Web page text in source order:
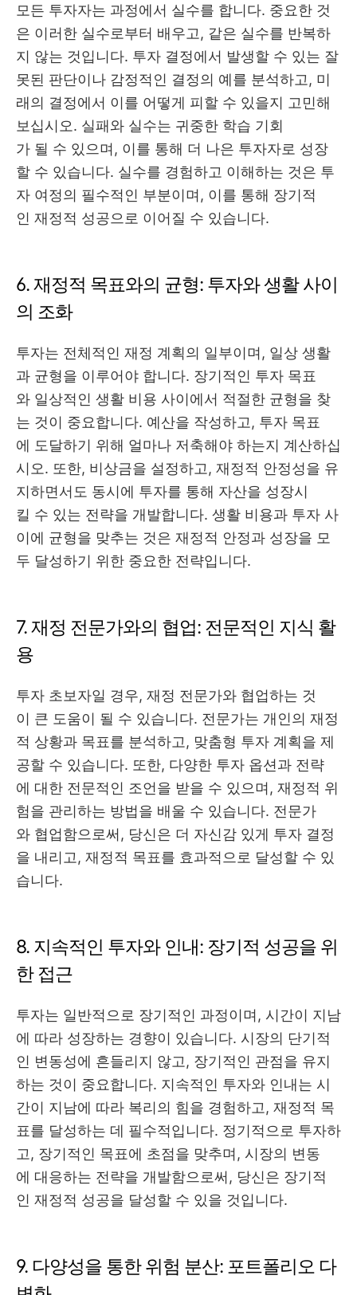
모든 투자자는 과정에서 실수를 합니다. 중요한 것
은 이러한 실수로부터 배우고, 같은 실수를 반복하
지 않는 것입니다. 투자 결정에서 발생할 수 있는 잘
못된 판단이나 감정적인 결정의 예를 분석하고, 미
래의 결정에서 이를 어떻게 피할 수 있을지 고민해
보십시오. 실패와 실수는 귀중한 학습 기회
가 될 수 있으며, 이를 통해 더 나은 투자자로 성장
할 수 있습니다. 실수를 경험하고 이해하는 것은 투
자 여정의 필수적인 부분이며, 이를 통해 장기적
인 재정적 성공으로 이어질 수 있습니다.
6. 재정적 목표와의 균형: 투자와 생활 사이
의 조화
투자는 전체적인 재정 계획의 일부이며, 일상 생활
과 균형을 이루어야 합니다. 장기적인 투자 목표
와 일상적인 생활 비용 사이에서 적절한 균형을 찾
는 것이 중요합니다. 예산을 작성하고, 투자 목표
에 도달하기 위해 얼마나 저축해야 하는지 계산하십
시오. 또한, 비상금을 설정하고, 재정적 안정성을 유
지하면서도 동시에 투자를 통해 자산을 성장시
킬 수 있는 전략을 개발합니다. 생활 비용과 투자 사
이에 균형을 맞추는 것은 재정적 안정과 성장을 모
두 달성하기 위한 중요한 전략입니다.
7. 재정 전문가와의 협업: 전문적인 지식 활
용
투자 초보자일 경우, 재정 전문가와 협업하는 것
이 큰 도움이 될 수 있습니다. 전문가는 개인의 재정
적 상황과 목표를 분석하고, 맞춤형 투자 계획을 제
공할 수 있습니다. 또한, 다양한 투자 옵션과 전략
에 대한 전문적인 조언을 받을 수 있으며, 재정적 위
험을 관리하는 방법을 배울 수 있습니다. 전문가
와 협업함으로써, 당신은 더 자신감 있게 투자 결정
을 내리고, 재정적 목표를 효과적으로 달성할 수 있
습니다.
8. 지속적인 투자와 인내: 장기적 성공을 위
한 접근
투자는 일반적으로 장기적인 과정이며, 시간이 지남
에 따라 성장하는 경향이 있습니다. 시장의 단기적
인 변동성에 흔들리지 않고, 장기적인 관점을 유지
하는 것이 중요합니다. 지속적인 투자와 인내는 시
간이 지남에 따라 복리의 힘을 경험하고, 재정적 목
표를 달성하는 데 필수적입니다. 정기적으로 투자하
고, 장기적인 목표에 초점을 맞추며, 시장의 변동
에 대응하는 전략을 개발함으로써, 당신은 장기적
인 재정적 성공을 달성할 수 있을 것입니다.
9. 다양성을 통한 위험 분산: 포트폴리오 다